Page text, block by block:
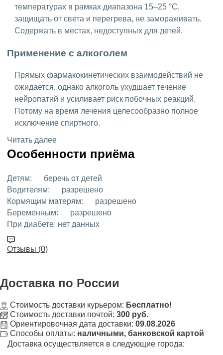
температурах в рамках диапазона 15–25 °C,
защищать от света и перегрева, не замораживать.
Содержать в местах, недоступных для детей.
Применение с алкоголем
Прямых фармакокинетических взаимодействий не
ожидается, однако алкоголь ухудшает течение
нейропатий и усиливает риск побочных реакций.
Потому на время лечения целесообразно полное
исключение спиртного.
Читать далее
Особенности приёма
Детям:
беречь от детей
Водителям:
разрешено
Кормящим матерям:
разрешено
Беременным:
разрешено
При диабете: нет данных
Отзывы (0)
Доставка по России
Стоимость доставки курьером: Бесплатно!
Стоимость доставки почтой: 300 руб.
Ориентировочная дата доставки: 09.08.2026
Способы оплаты: наличными, банковской картой
Доставка осуществляется в следующие города: